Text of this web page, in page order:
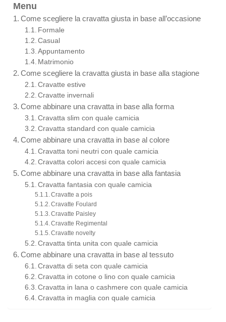
Menu
Come scegliere la cravatta giusta in base all’occasione
Formale
Casual
Appuntamento
Matrimonio
Come scegliere la cravatta giusta in base alla stagione
Cravatte estive
Cravatte invernali
Come abbinare una cravatta in base alla forma
Cravatta slim con quale camicia
Cravatta standard con quale camicia
Come abbinare una cravatta in base al colore
Cravatta toni neutri con quale camicia
Cravatta colori accesi con quale camicia
Come abbinare una cravatta in base alla fantasia
Cravatta fantasia con quale camicia
Cravatte a pois
Cravatte Foulard
Cravatte Paisley
Cravatte Regimental
Cravatte novelty
Cravatta tinta unita con quale camicia
Come abbinare una cravatta in base al tessuto
Cravatta di seta con quale camicia
Cravatta in cotone o lino con quale camicia
Cravatta in lana o cashmere con quale camicia
Cravatta in maglia con quale camicia